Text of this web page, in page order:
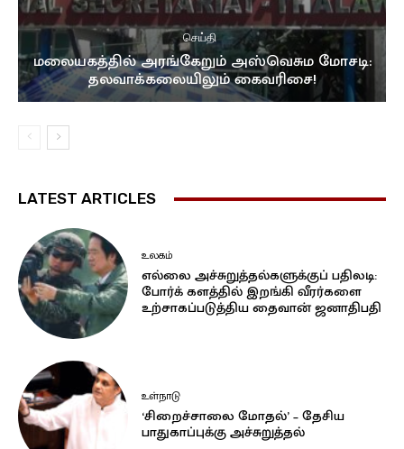
செய்தி
மலையகத்தில் அரங்கேறும் அஸ்வெசும மோசடி:
தலவாக்கலையிலும் கைவரிசை!
LATEST ARTICLES
உலகம்
எல்லை அச்சுறுத்தல்களுக்குப் பதிலடி:
போர்க் களத்தில் இறங்கி வீரர்களை
உற்சாகப்படுத்திய தைவான் ஜனாதிபதி
உள்நாடு
‘சிறைச்சாலை மோதல்’ – தேசிய
பாதுகாப்புக்கு அச்சுறுத்தல்